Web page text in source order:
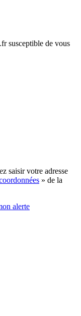
susceptible de vous
saisir votre adresse
» de la
alerte